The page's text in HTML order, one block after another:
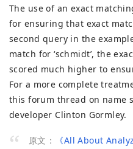
The use of an exact
for ensuring that exact
second query in the
match for ‘schmidt’, the
scored much higher to
For a more complete
this forum thread on name
developer Clinton Gormley.
原文： 《All About